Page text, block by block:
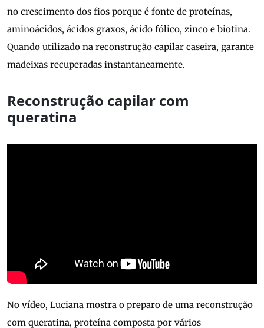
no crescimento dos fios porque é fonte de proteínas,
aminoácidos, ácidos graxos, ácido fólico, zinco e biotina.
Quando utilizado na reconstrução capilar caseira, garante
madeixas recuperadas instantaneamente.
Reconstrução capilar com
queratina
No vídeo, Luciana mostra o preparo de uma reconstrução
com queratina, proteína composta por vários